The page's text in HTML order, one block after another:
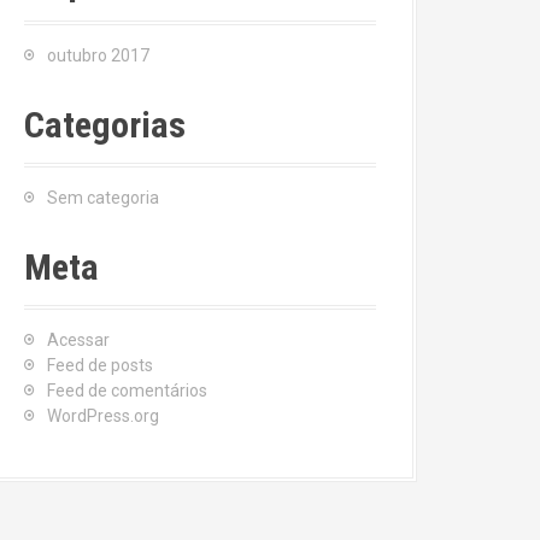
outubro 2017
Categorias
Sem categoria
Meta
Acessar
Feed de posts
Feed de comentários
WordPress.org